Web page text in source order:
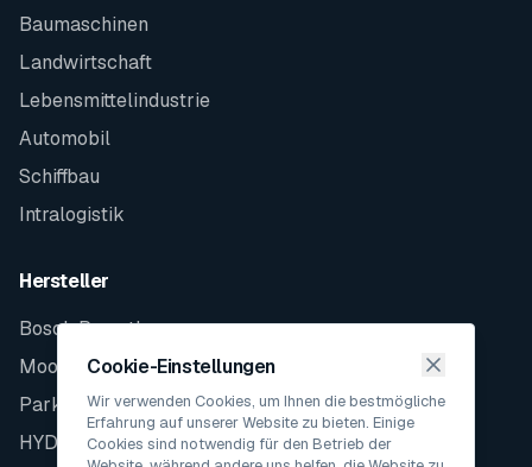
Baumaschinen
Landwirtschaft
Lebensmittelindustrie
Automobil
Schiffbau
Intralogistik
Hersteller
Bosch Rexroth
Moog
Parker
HYDAC
Cookie-Einstellungen
Wir verwenden Cookies, um Ihnen die bestmögliche
Erfahrung auf unserer Website zu bieten. Einige
Cookies sind notwendig für den Betrieb der